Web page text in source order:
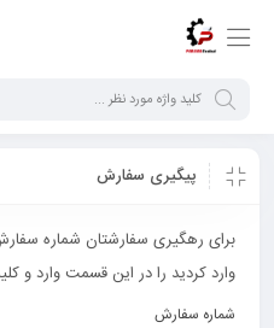
پیگیری سفارش
برای رهگیری سفارشتان شماره
وارد کردید را در این قسمت وارد و
شماره سفارش